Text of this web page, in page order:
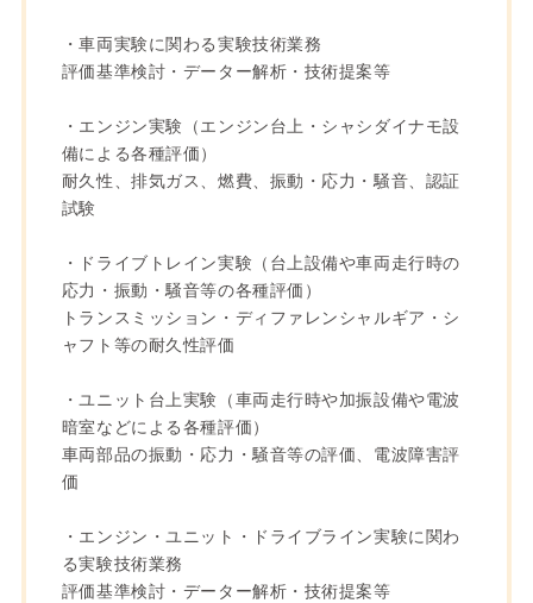
・車両実験に関わる実験技術業務
評価基準検討・データー解析・技術提案等
・エンジン実験（エンジン台上・シャシダイナモ設
備による各種評価）
耐久性、排気ガス、燃費、振動・応力・騒音、認証
試験
・ドライブトレイン実験（台上設備や車両走行時の
応力・振動・騒音等の各種評価）
トランスミッション・ディファレンシャルギア・シ
ャフト等の耐久性評価
・ユニット台上実験（車両走行時や加振設備や電波
暗室などによる各種評価）
車両部品の振動・応力・騒音等の評価、電波障害評
価
・エンジン・ユニット・ドライブライン実験に関わ
る実験技術業務
評価基準検討・データー解析・技術提案等